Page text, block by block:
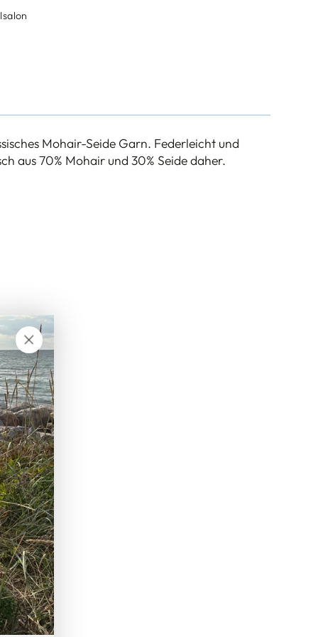
Mohair-Seide Garn. Federleicht und
aus 70% Mohair und 30% Seide daher.